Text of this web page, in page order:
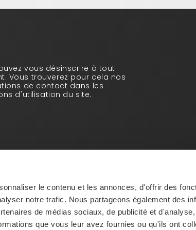
le contenu et les annonces, d'offrir des
notre trafic. Nous partageons également des
de médias sociaux, de publicité et
que vous leur avez fournies ou qu'ils ont
vous désinscrire à tout
Vous trouverez pour cela nos
de contact dans les
d'utilisation du site.
Paiement sécurisé
CGV
Vos informations personnelles
Mentions légales